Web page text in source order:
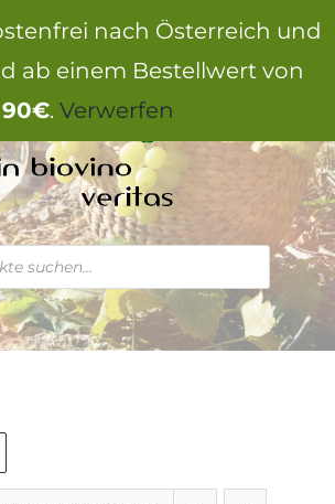
nach Österreich und
ab einem Bestellwert von
90€. Verwerfen